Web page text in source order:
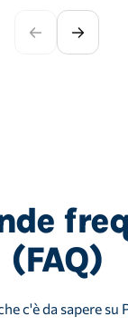
(FAQ)
c'è da sapere su